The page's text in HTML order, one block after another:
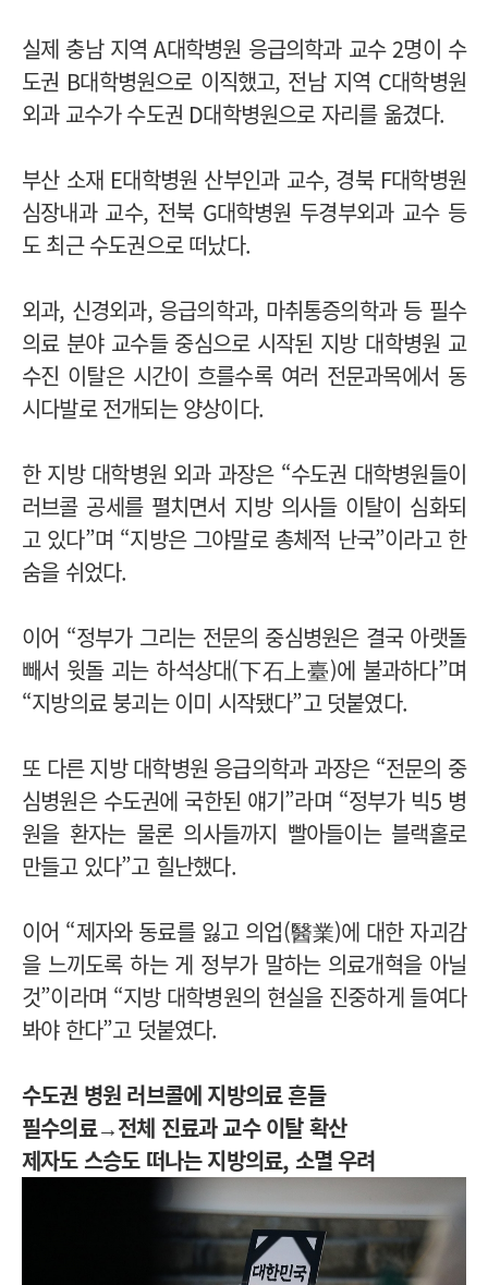
실제 충남 지역 A대학병원 응급의학과 교수 2명이 수
도권 B대학병원으로 이직했고, 전남 지역 C대학병원
외과 교수가 수도권 D대학병원으로 자리를 옮겼다.
부산 소재 E대학병원 산부인과 교수, 경북 F대학병원
심장내과 교수, 전북 G대학병원 두경부외과 교수 등
도 최근 수도권으로 떠났다.
외과, 신경외과, 응급의학과, 마취통증의학과 등 필수
의료 분야 교수들 중심으로 시작된 지방 대학병원 교
수진 이탈은 시간이 흐를수록 여러 전문과목에서 동
시다발로 전개되는 양상이다.
한 지방 대학병원 외과 과장은 “수도권 대학병원들이
러브콜 공세를 펼치면서 지방 의사들 이탈이 심화되
고 있다”며 “지방은 그야말로 총체적 난국”이라고 한
숨을 쉬었다.
이어 “정부가 그리는 전문의 중심병원은 결국 아랫돌
빼서 윗돌 괴는 하석상대(下石上臺)에 불과하다”며
“지방의료 붕괴는 이미 시작됐다”고 덧붙였다.
또 다른 지방 대학병원 응급의학과 과장은 “전문의 중
심병원은 수도권에 국한된 얘기”라며 “정부가 빅5 병
원을 환자는 물론 의사들까지 빨아들이는 블랙홀로
만들고 있다”고 힐난했다.
이어 “제자와 동료를 잃고 의업(醫業)에 대한 자괴감
을 느끼도록 하는 게 정부가 말하는 의료개혁을 아닐
것”이라며 “지방 대학병원의 현실을 진중하게 들여다
봐야 한다”고 덧붙였다.
수도권 병원 러브콜에 지방의료 흔들
필수의료→전체 진료과 교수 이탈 확산
제자도 스승도 떠나는 지방의료, 소멸 우려